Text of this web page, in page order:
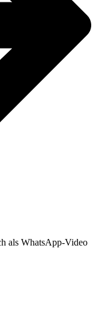
als WhatsApp-Video